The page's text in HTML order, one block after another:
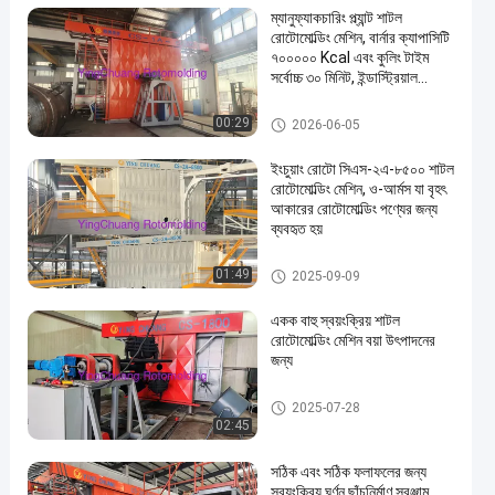
00:29
ম্যানুফ্যাকচারিং প্ল্যান্ট শাটল
রোটোমোল্ডিং মেশিন, বার্নার ক্যাপাসিটি
৭০০০০০ Kcal এবং কুলিং টাইম
সর্বোচ্চ ৩০ মিনিট, ইন্ডাস্ট্রিয়াল
শাটল রটমোল্ডিং মেশিন
2026-06-05
01:49
ইংচুয়াং রোটো সিএস-২এ-৮৫০০ শাটল
রোটোমোল্ডিং মেশিন, ও-আর্মস যা বৃহৎ
আকারের রোটোমোল্ডিং পণ্যের জন্য
ব্যবহৃত হয়
শাটল রটমোল্ডিং মেশিন
2025-09-09
02:45
একক বাহু স্বয়ংক্রিয় শাটল
রোটোমোল্ডিং মেশিন বয়া উৎপাদনের
জন্য
শাটল রটমোল্ডিং মেশিন
2025-07-28
সঠিক এবং সঠিক ফলাফলের জন্য